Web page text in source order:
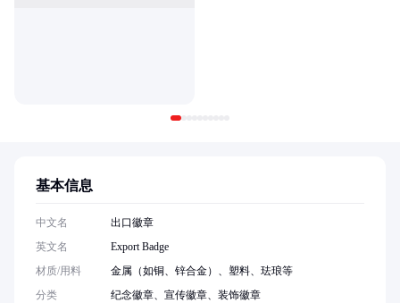
基本信息
中文名
出口徽章
英文名
Export Badge
材质/用料
金属（如铜、锌合金）、塑料、珐琅等
分类
纪念徽章、宣传徽章、装饰徽章